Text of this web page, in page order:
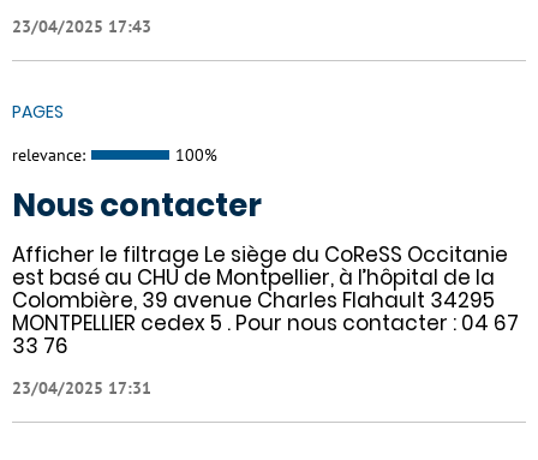
23/04/2025 17:43
PAGES
relevance: 100%
Nous contacter
Afficher le filtrage Le siège du CoReSS Occitanie
est basé au CHU de Montpellier, à l’hôpital de la
Colombière, 39 avenue Charles Flahault 34295
MONTPELLIER cedex 5 . Pour nous contacter : 04 67
33 76
23/04/2025 17:31